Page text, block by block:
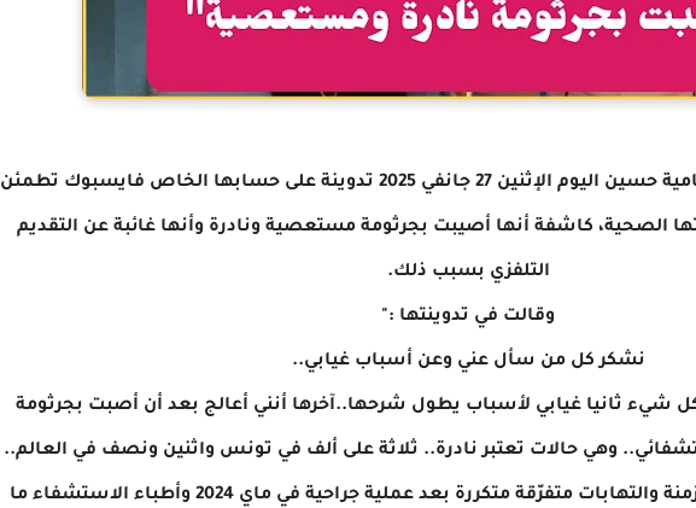
نشرت الصحفية التونسية سامية حسين اليوم الإثنين 27 جانفي 2025 تدوينة على حسابها الخاص فايسبوك تطمئن
الصحية، كاشفة أنها أصيبت بجرثومة مستعصية ونادرة وأنها غائبة عن التقديم
التلفزي بسبب ذلك.
وقالت في تدوينتها :"
نشكر كل من سأل عني وعن أسباب غيابي..
شيء ثانيا غيابي لأسباب يطول شرحها..آخرها أنني أعالج بعد أن أصبت بجرثومة
وهي حالات تعتبر نادرة.. ثلاثة على ألف في تونس واثنين ونصف في العالم..
عانيت مدة طويلة من آلام مزمنة والتهابات متفرّقة متكررة بعد عملية جراحية في ماي 2024 وأطباء الاستشفاء ما